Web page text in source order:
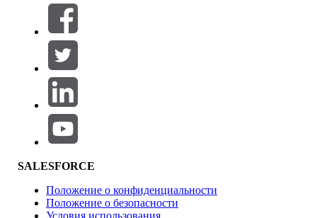
Фильтровать по (0)
ВЫБРАТЬ ФИЛЬТРЫ
Область продуктов
Влияние на функции
SALESFORCE
Положение о конфиденциальности
Положение о безопасности
Условия использования